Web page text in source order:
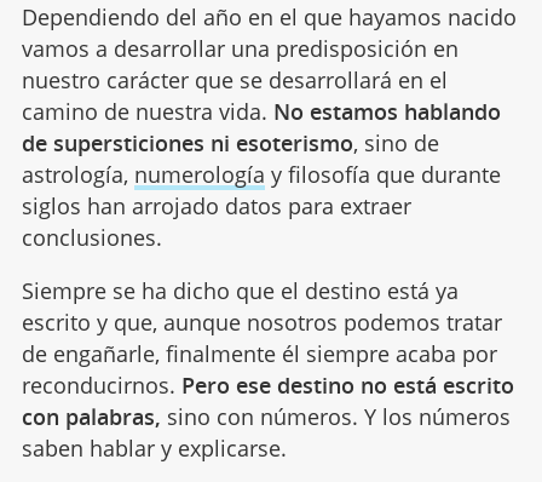
Dependiendo del año en el que hayamos nacido
vamos a desarrollar una predisposición en
nuestro carácter que se desarrollará en el
camino de nuestra vida. No estamos hablando
de supersticiones ni esoterismo, sino de
astrología, numerología y filosofía que durante
siglos han arrojado datos para extraer
conclusiones.
Siempre se ha dicho que el destino está ya
escrito y que, aunque nosotros podemos tratar
de engañarle, finalmente él siempre acaba por
reconducirnos. Pero ese destino no está escrito
con palabras, sino con números. Y los números
saben hablar y explicarse.